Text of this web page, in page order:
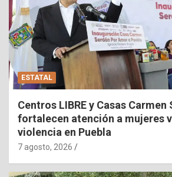
ESTATAL
Centros LIBRE y Casas Carmen
fortalecen atención a mujeres
violencia en Puebla
7 agosto, 2026